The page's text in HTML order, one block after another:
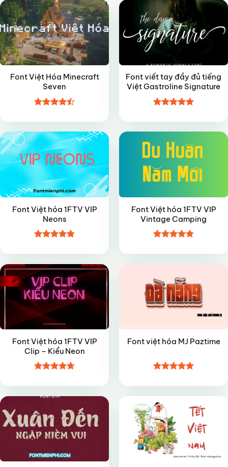
Font Việt Hóa Minecraft
Seven
hạng4.5
5 sao
Font viết tay đầy đủ tiếng
Việt Gastroline Signature
hạng55
sao
Font Việt hóa 1FTV VIP
Neons
hạng4.85
Font Việt hóa 1FTV VIP
Vintage Camping
hạng4.85
Font Việt hóa 1FTV VIP
Clip – Kiểu Neon
hạng4.75
Font việt hóa MJ Paztime
hạng4.85